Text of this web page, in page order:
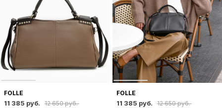
FOLLE
11 385 руб.
12 650 руб.
FOLLE
11 385 руб.
12 650 руб.